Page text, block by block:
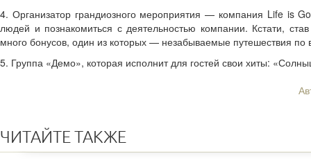
4. Организатор грандиозного мероприятия — компания Life is
людей и познакомиться с деятельностью компании. Кстати,
много бонусов, один из которых — незабываемые путешествия по
5. Группа «Демо», которая исполнит для гостей свои хиты:
ЧИТАЙТЕ ТАКЖЕ